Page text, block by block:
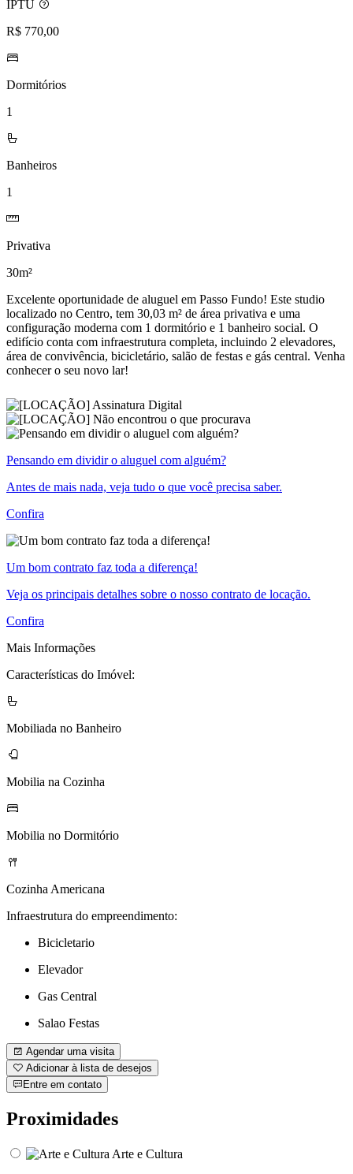
IPTU
R$ 770,00
Dormitórios
1
Banheiros
1
Privativa
30m²
Excelente oportunidade de aluguel em Passo Fundo! Este studio
localizado no Centro, tem 30,03 m² de área privativa e uma
configuração moderna com 1 dormitório e 1 banheiro social. O
edifício conta com infraestrutura completa, incluindo 2 elevadores,
área de convivência, bicicletário, salão de festas e gás central. Venha
conhecer o seu novo lar!
Pensando em dividir o aluguel com alguém?
Antes de mais nada, veja tudo o que você precisa saber.
Confira
Um bom contrato faz toda a diferença!
Veja os principais detalhes sobre o nosso contrato de locação.
Confira
Mais Informações
Características do Imóvel:
Mobiliada no Banheiro
Mobilia na Cozinha
Mobilia no Dormitório
Cozinha Americana
Infraestrutura do empreendimento:
Bicicletario
Elevador
Gas Central
Salao Festas
Agendar uma visita
Adicionar à lista de desejos
Entre em contato
Proximidades
Arte e Cultura